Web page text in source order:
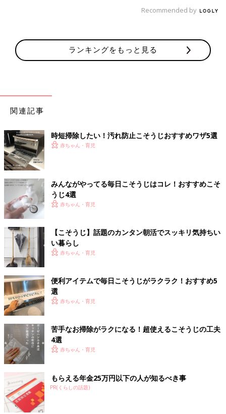
Recommended by
ランキングをもっと見る
関連記事
時短掃除したい！汚れ防止こそうじおすすめワザ5選
赤ちゃん・育児
みんながやってる毎日こそうじはコレ！おすすめこそ
うじ4選
赤ちゃん・育児
【こそうじ】話題のカンタン朝活でスッキリ気持ちい
い暮らし
赤ちゃん・育児
便利アイテムで毎日こそうじがラクラク！おすすめ5
選
赤ちゃん・育児
苦手なお掃除がラクになる！超使えるこそうじの工夫
4選
赤ちゃん・育児
もらえる年金25万円以下の人が知るべき事
PR(くらしの話題)